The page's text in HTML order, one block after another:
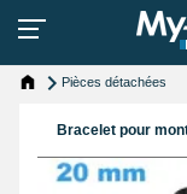
Pièces détachées
Bracelet pour